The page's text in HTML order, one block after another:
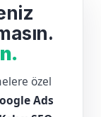
özel
Ads